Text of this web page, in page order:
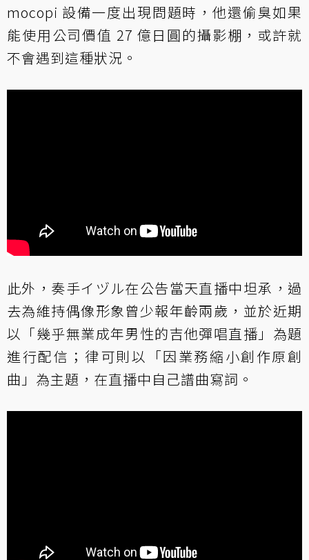
mocopi 設備一度出現問題時，他還偷臭如果
能使用公司價值 27 億日圓的攝影棚，或許就
不會遇到這種狀況。
此外，奏手イヅル在公告當天直播中坦承，過
去為維持偶像形象曾少報年齡兩歲，並於近期
以「幾乎無業成年男性的吉他彈唱直播」為題
進行配信；律可則以「因業務縮小創作原創
曲」為主題，在直播中自己譜曲寫詞。